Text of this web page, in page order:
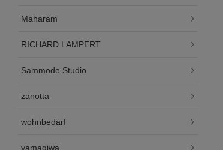
Maharam
RICHARD LAMPERT
Sammode Studio
zanotta
wohnbedarf
yamagiwa